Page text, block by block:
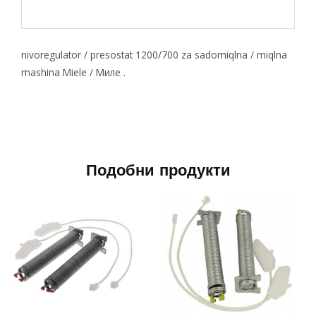
nivoregulator / presostat 1200/700 za sadomiqlna / miqlna
mashina Miele / Миле .
Подобни продукти